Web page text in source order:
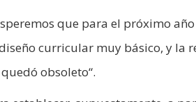
que para el próximo
curricular muy básico, y la
obsoleto“.